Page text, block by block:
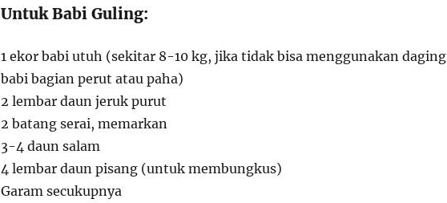
Untuk Babi Guling:
1 ekor babi utuh (sekitar 8-10 kg, jika tidak bisa menggunakan daging
babi bagian perut atau paha)
2 lembar daun jeruk purut
2 batang serai, memarkan
3-4 daun salam
4 lembar daun pisang (untuk membungkus)
Garam secukupnya